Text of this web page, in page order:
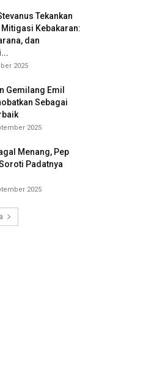
Tekankan
Mitigasi Kebakaran:
dan
2025
Gemilang Emil
Sebagai
2025
Menang, Pep
Padatnya
2025